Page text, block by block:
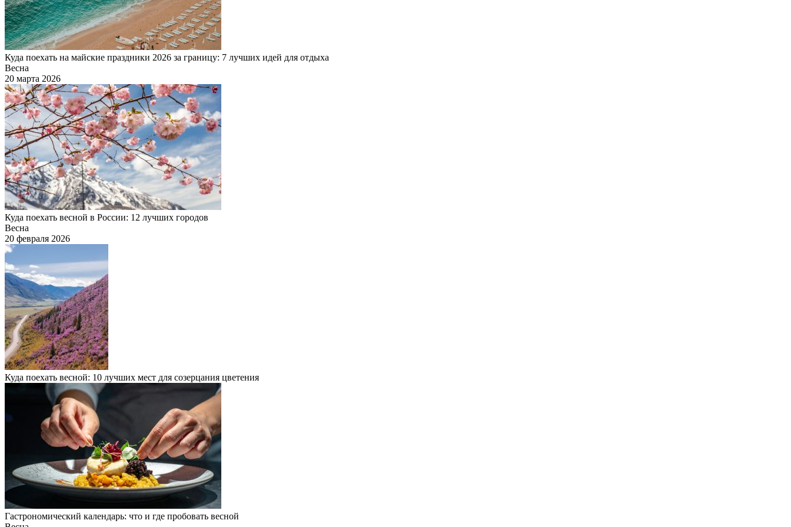
Куда поехать на майские праздники 2026 за границу: 7 лучших идей для отдыха
Весна
20 марта 2026
Куда поехать весной в России: 12 лучших городов
Весна
20 февраля 2026
Куда поехать весной: 10 лучших мест для созерцания цветения
Гастрономический календарь: что и где пробовать весной